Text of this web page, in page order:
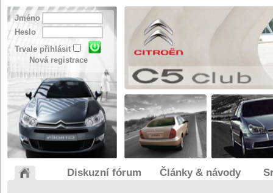
Jméno
Heslo
Trvale přihlásit
Nová registrace
Diskuzní fórum Články & návody